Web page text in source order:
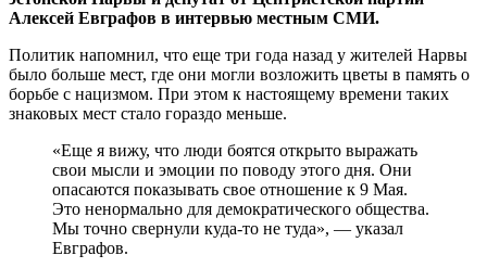
Алексей Евграфов в интервью местным СМИ.
Политик напомнил, что еще три года назад у жителей Нарвы
было больше мест, где они могли возложить цветы в память о
борьбе с нацизмом. При этом к настоящему времени таких
знаковых мест стало гораздо меньше.
«Еще я вижу, что люди боятся открыто выражать
свои мысли и эмоции по поводу этого дня. Они
опасаются показывать свое отношение к 9 Мая.
Это ненормально для демократического общества.
Мы точно свернули куда-то не туда», — указал
Евграфов.